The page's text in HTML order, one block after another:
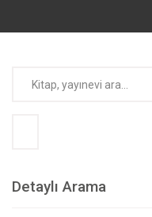
Detaylı Arama